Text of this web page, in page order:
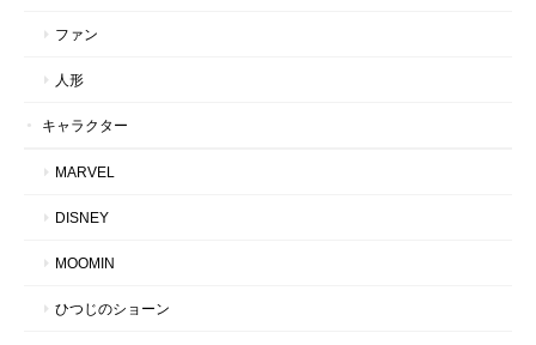
ファン
人形
キャラクター
MARVEL
DISNEY
MOOMIN
ひつじのショーン